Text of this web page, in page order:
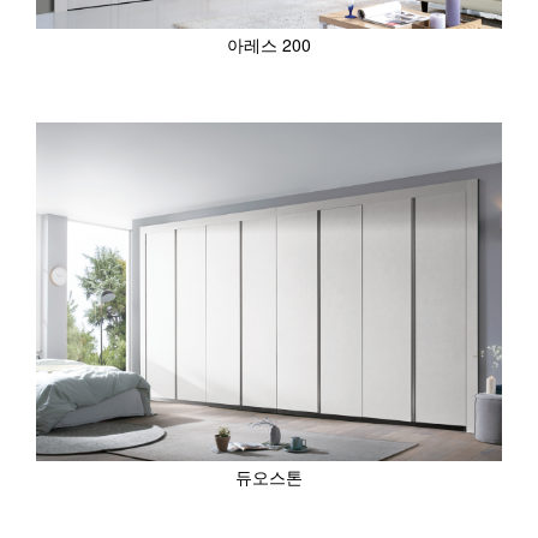
아레스 200
듀오스톤